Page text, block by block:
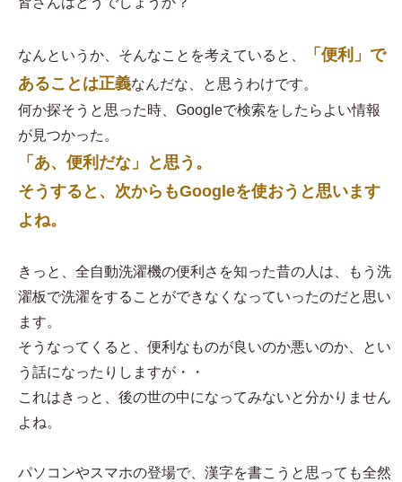
なんというか、そんなことを考えていると、
「便利」で
あることは正義なんだな、と思うわけです。
何か探そうと思った時、Googleで検索をしたらよい情報
が見つかった。
「あ、便利だな」と思う。
そうすると、次からもGoogleを使おうと思います
よね。
きっと、全自動洗濯機の便利さを知った昔の人は、もう洗
濯板で洗濯をすることができなくなっていったのだと思い
ます。
そうなってくると、便利なものが良いのか悪いのか、とい
う話になったりしますが・・
これはきっと、後の世の中になってみないと分かりません
よね。
パソコンやスマホの登場で、漢字を書こうと思っても全然